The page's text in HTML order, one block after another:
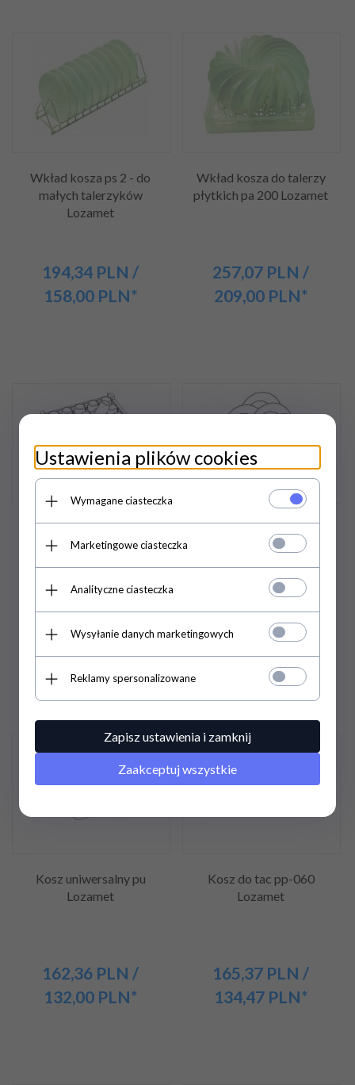
Wkład kosza ps 2 - do
małych talerzyków
Lozamet
194,34 PLN /
158,00 PLN*
Wkład kosza do talerzy
płytkich pa 200 Lozamet
257,07 PLN /
209,00 PLN*
Kosz do szklanek pv 250
Lozamet
371,00
Kosz do talerzy ø 320 mm
t320 Lozamet
PLN/
365,00
PLN*
Kosz uniwersalny pu
Lozamet
162,36 PLN /
132,00 PLN*
Kosz do tac pp-060
Lozamet
165,37 PLN /
134,47 PLN*
Ustawienia plików cookies
Wymagane ciasteczka
Marketingowe ciasteczka
Analityczne ciasteczka
Wysyłanie danych marketingowych
Reklamy spersonalizowane
Zapisz ustawienia i zamknij
Zaakceptuj wszystkie